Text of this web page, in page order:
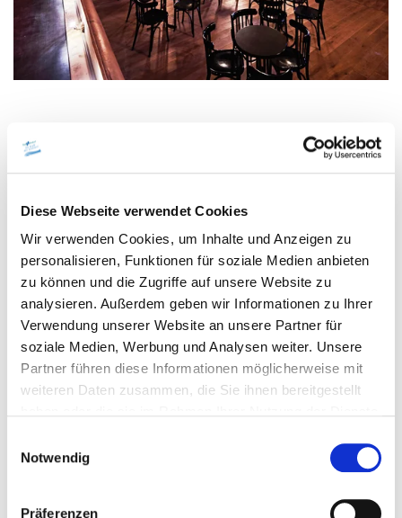
Diese Webseite verwendet Cookies
Wir verwenden Cookies, um Inhalte und Anzeigen zu
personalisieren, Funktionen für soziale Medien anbieten
zu können und die Zugriffe auf unsere Website zu
analysieren. Außerdem geben wir Informationen zu Ihrer
Verwendung unserer Website an unsere Partner für
soziale Medien, Werbung und Analysen weiter. Unsere
Partner führen diese Informationen möglicherweise mit
weiteren Daten zusammen, die Sie ihnen bereitgestellt
Notwendig
Präferenzen
Evangelische Kirche
Eisenbartling errichtet. Sie prägt das evangelische Gemeindeleben in
Bad Endorf bis heute. In ruhiger Lage bietet sie Raum für Besinnung
und Begegnung. Neben den Gottesdiensten finden regelmäßig
Konzerte statt. So verbindet die Kirche geistliches Leben mit kulturellem
Austausch.
weitere Infos ►